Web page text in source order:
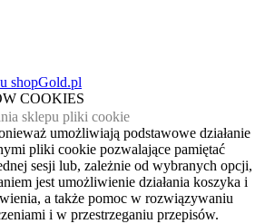
shopGold.pl
COOKIES
sklepu pliki cookie
umożliwiają podstawowe działanie
pliki cookie pozwalające pamiętać
sesji lub, zależnie od wybranych opcji,
jest umożliwienie działania koszyka i
a także pomoc w rozwiązywaniu
i w przestrzeganiu przepisów.